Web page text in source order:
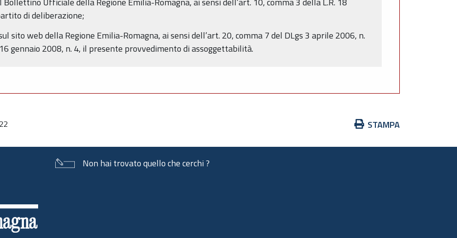
di deliberazione;
sito web della Regione Emilia-Romagna, ai sensi dell’art. 20, comma 7 del DLgs 3 aprile 2006, n.
gennaio 2008, n. 4, il presente provvedimento di assoggettabilità.
Azioni
documento
STAMPA
Non hai trovato quello che cerchi ?